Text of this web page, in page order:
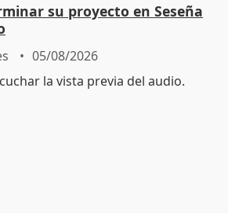
su proyecto en Seseña
05/08/2026